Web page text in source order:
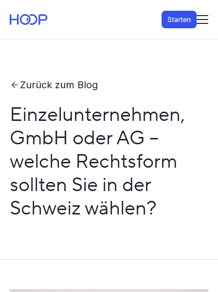
Starten
Zurück zum Blog
Einzelunternehmen,
GmbH oder AG –
welche Rechtsform
sollten Sie in der
Schweiz wählen?